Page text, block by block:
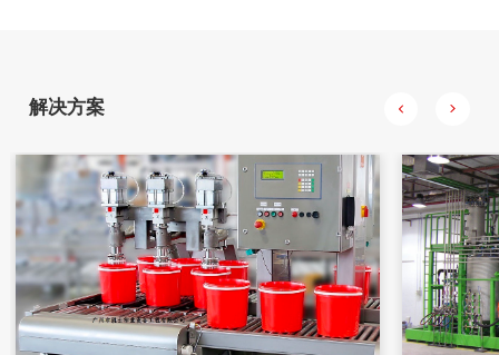
进行充装。钢瓶充装好后用吊车吊走，再依程序
液氯切换回空罐，轮换生产与充装。
按照安监
解决方案